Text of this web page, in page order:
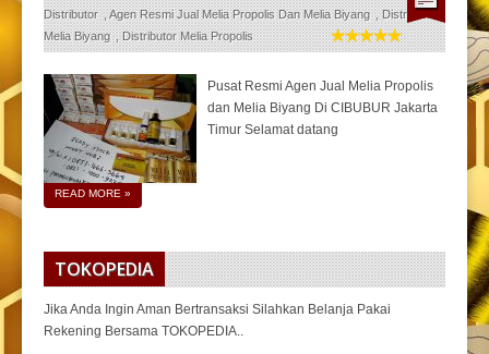
Distributor ,Agen Resmi Jual Melia Propolis Dan Melia Biyang ,Distributor
Melia Biyang ,Distributor Melia Propolis
Pusat Resmi Agen Jual Melia Propolis
dan Melia Biyang Di CIBUBUR Jakarta
Timur Selamat datang
READ MORE »
TOKOPEDIA
Jika Anda Ingin Aman Bertransaksi Silahkan Belanja Pakai
Rekening Bersama TOKOPEDIA..